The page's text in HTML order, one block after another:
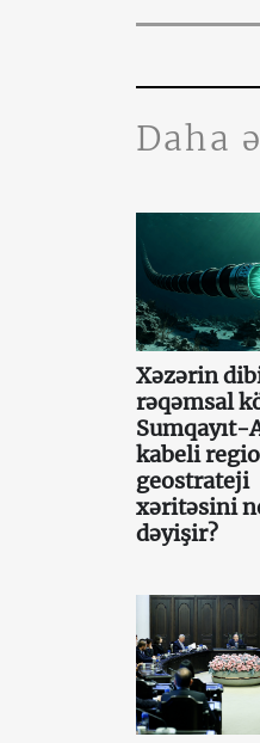
Daha
Xəzərin
rəqəmsal
Sumqayıt-
kabeli
geostrateji
xəritəsini
dəyişir?